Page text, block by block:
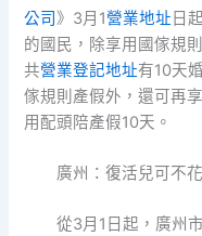
公司 》3月1營業地址 日
的國民，除享用國傢規
共營業登記地址有10天
傢規則產假外，還可再
用配頭陪產假10天。
廣州：復活兒可不花
從3月1日起，廣州市